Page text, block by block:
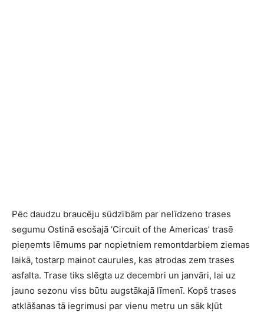
Pēc daudzu braucēju sūdzībām par nelīdzeno trases
segumu Ostinā esošajā ‘Circuit of the Americas’ trasē
pieņemts lēmums par nopietniem remontdarbiem ziemas
laikā, tostarp mainot caurules, kas atrodas zem trases
asfalta. Trase tiks slēgta uz decembri un janvāri, lai uz
jauno sezonu viss būtu augstākajā līmenī. Kopš trases
atklāšanas tā iegrimusi par vienu metru un sāk kļūt